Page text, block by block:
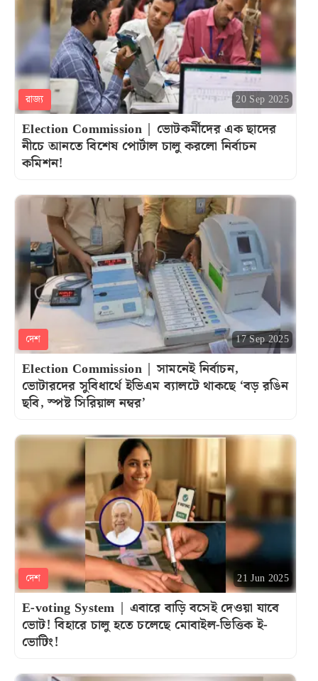
রাজ্য 20 Sep 2025
Election Commission | ভোটকর্মীদের এক ছাদের
নীচে আনতে বিশেষ পোর্টাল চালু করলো নির্বাচন
কমিশন!
দেশ 17 Sep 2025
Election Commission | সামনেই নির্বাচন,
ভোটারদের সুবিধার্থে ইভিএম ব্যালটে থাকছে ‘বড় রঙিন
ছবি, স্পষ্ট সিরিয়াল নম্বর’
দেশ 21 Jun 2025
E-voting System | এবারে বাড়ি বসেই দেওয়া যাবে
ভোট! বিহারে চালু হতে চলেছে মোবাইল-ভিত্তিক ই-
ভোটিং!